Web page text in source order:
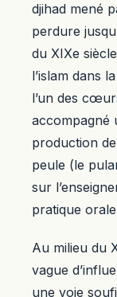
djihad mené
perdure
du XIXe
l’islam dans
l’un des
accompagné
production
peule (le
sur
pratique
Au milieu du
vague
une voie